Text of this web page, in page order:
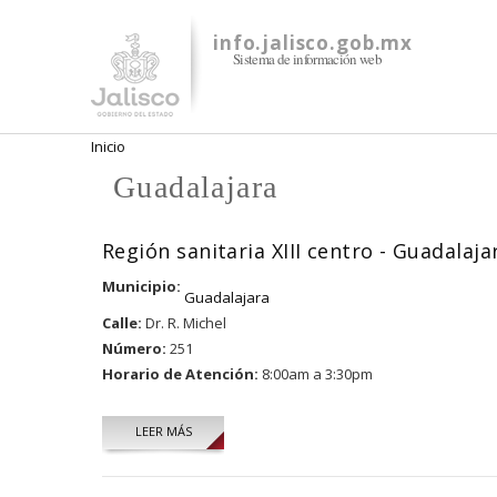
info.jalisco.gob.mx
Sistema de información web
Se encuentra usted aquí
Inicio
Guadalajara
Región sanitaria XIII centro -
Municipio:
Guadalajara
Calle: Dr. R. Michel
Número: 251
Horario de Atención: 8:00am a 3:30pm
LEER MÁS